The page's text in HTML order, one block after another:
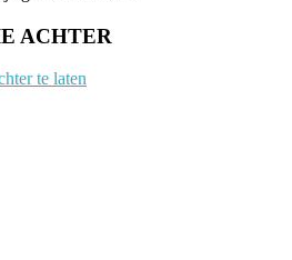
ACHTER
te laten